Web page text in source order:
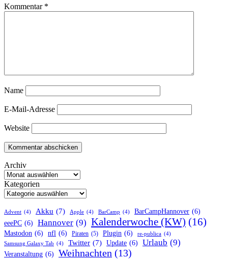
Kommentar *
Name
E-Mail-Adresse
Website
Archiv
Kategorien
Advent (4) Akku (7) Apple (4) BarCamp (4) BarCampHannover (6)
eeePC (6) Hannover (9) Kalenderwoche (KW) (16)
Mastodon (6) nfl (6) Piraten (5) Plugin (6) re-publica (4)
Samsung Galaxy Tab (4) Twitter (7) Update (6) Urlaub (9)
Veranstaltung (6) Weihnachten (13)